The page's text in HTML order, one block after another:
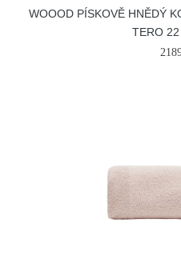
WOOOD PÍSKOVĚ HNĚDÝ
TERO